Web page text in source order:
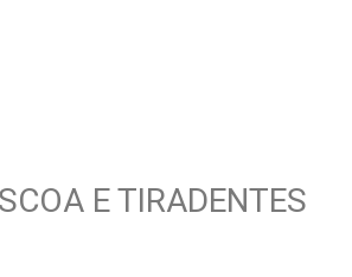
E TIRADENTES